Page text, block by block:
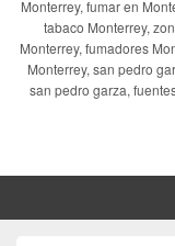
Monterrey, fumar en
tabaco Monterrey,
Monterrey, fumadores
Monterrey, san pedro
san pedro garza,